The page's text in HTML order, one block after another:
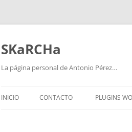
Saltar
SKaRCHa
La página personal de Antonio Pérez…
INICIO CONTACTO PLUGINS